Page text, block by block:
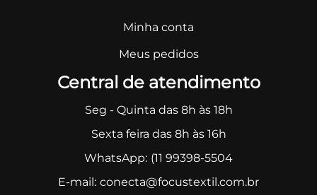
Minha conta
Meus pedidos
Central de atendimento
Seg - Quinta das 8h às 18h
Sexta feira das 8h às 16h
WhatsApp: (11 99398-5504
E-mail: conecta@focustextil.com.br